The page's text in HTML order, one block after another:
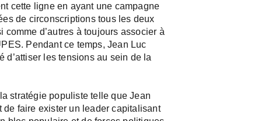
cette ligne en ayant une campagne
de circonscriptions tous les deux
d’autres à toujours associer à
Pendant ce temps, Jean Luc
d’attiser les tensions au sein de la
stratégie populiste telle que Jean
de faire exister un leader capitalisant